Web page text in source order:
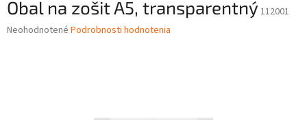
Obal na zošit A5, transparentný 112001
Priemerné
Neohodnotené Podrobnosti hodnotenia